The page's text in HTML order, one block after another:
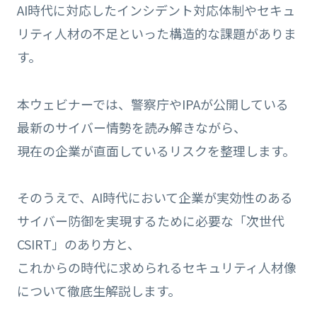
AI時代に対応したインシデント対応体制やセキュ
リティ人材の不足といった構造的な課題がありま
す。
本ウェビナーでは、警察庁やIPAが公開している
最新のサイバー情勢を読み解きながら、
現在の企業が直面しているリスクを整理します。
そのうえで、AI時代において企業が実効性のある
サイバー防御を実現するために必要な「次世代
CSIRT」のあり方と、
これからの時代に求められるセキュリティ人材像
について徹底生解説します。